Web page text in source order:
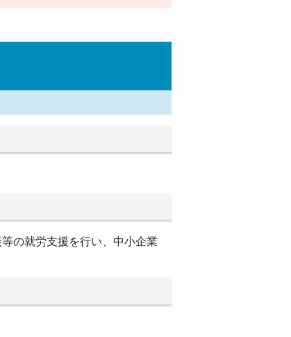
の就労支援を行い、中小企業